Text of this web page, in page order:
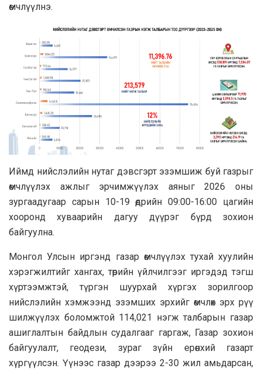
өмчлүүлнэ.
Иймд нийслэлийн нутаг дэвсгэрт эзэмшиж буй газрыг
өмчлүүлэх ажлыг эрчимжүүлэх аяныг 2026 оны
зургаадугаар сарын 10-19 өдрийн 09:00-16:00 цагийн
хооронд хуваарийн дагуу дүүрэг бүрд зохион
байгуулна.
Монгол Улсын иргэнд газар өмчлүүлэх тухай хуулийн
хэрэгжилтийг хангах, төрийн үйлчилгээг иргэдэд тэгш
хүртээмжтэй, түргэн шуурхай хүргэх зорилгоор
нийслэлийн хэмжээнд эзэмших эрхийг өмчлөх эрх рүү
шилжүүлэх боломжтой 114,021 нэгж талбарын газар
ашиглалтын байдлын судалгааг гаргаж, Газар зохион
байгуулалт, геодези, зураг зүйн ерөнхий газарт
хүргүүлсэн. Үүнээс газар дээрээ 2-30 жил амьдарсан,